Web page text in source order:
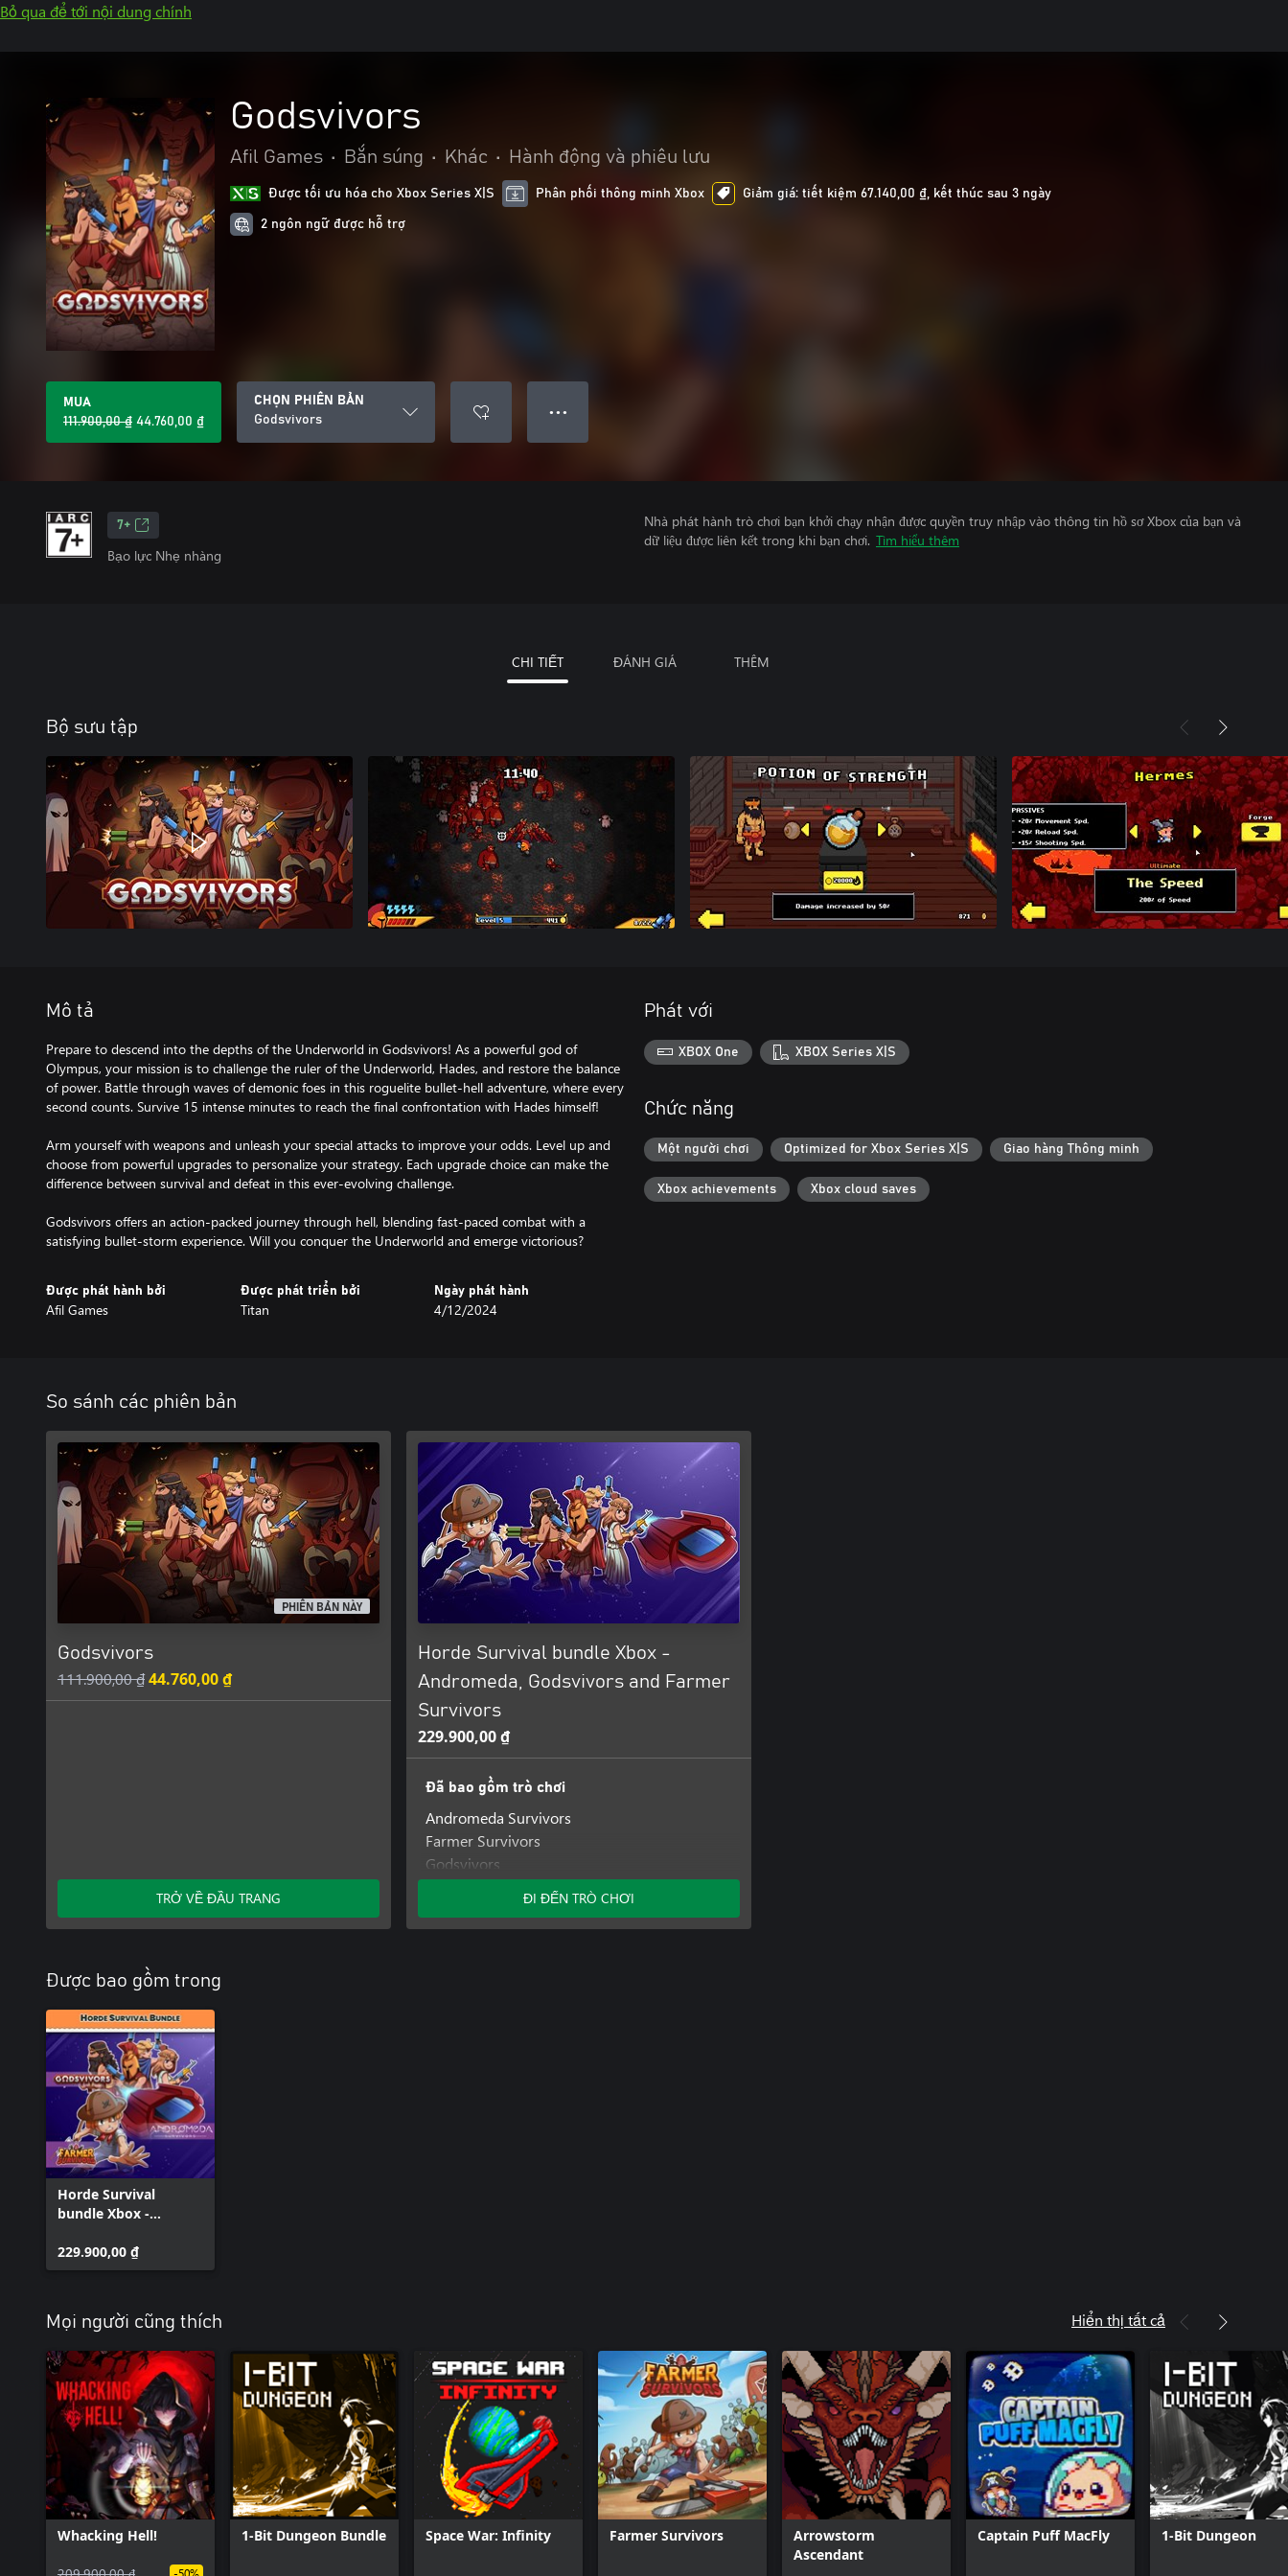
Bỏ qua để tới nội dung chính
Godsvivors
Afil Games • Bắn súng • Khác • Hành động và phiêu lưu
Được tối ưu hóa cho Xbox Series X|S Phân phối thông minh Xbox Giảm giá: tiết kiệm 67.140,00 ₫, kết thúc sau 3 ngày
2 ngôn ngữ được hỗ trợ
MUA
111.900,00 ₫ 44.760,00 ₫
CHỌN PHIÊN BẢN
Godsvivors
● ● ●
7+
Bạo lực Nhẹ nhàng
Nhà phát hành trò chơi bạn khởi chạy nhận được quyền truy nhập vào thông tin hồ sơ Xbox của bạn và
dữ liệu được liên kết trong khi bạn chơi. Tìm hiểu thêm
CHI TIẾT ĐÁNH GIÁ THÊM
Bộ sưu tập
Mô tả
Prepare to descend into the depths of the Underworld in Godsvivors! As a powerful god of
Olympus, your mission is to challenge the ruler of the Underworld, Hades, and restore the balance
of power. Battle through waves of demonic foes in this roguelite bullet-hell adventure, where every
second counts. Survive 15 intense minutes to reach the final confrontation with Hades himself!
Arm yourself with weapons and unleash your special attacks to improve your odds. Level up and
choose from powerful upgrades to personalize your strategy. Each upgrade choice can make the
difference between survival and defeat in this ever-evolving challenge.
Godsvivors offers an action-packed journey through hell, blending fast-paced combat with a
satisfying bullet-storm experience. Will you conquer the Underworld and emerge victorious?
Được phát hành bởi
Afil Games
Được phát triển bởi
Titan
Ngày phát hành
4/12/2024
Phát với
XBOX One XBOX Series X|S
Chức năng
Một người chơi Optimized for Xbox Series X|S Giao hàng Thông minh
Xbox achievements Xbox cloud saves
So sánh các phiên bản
PHIÊN BẢN NÀY
Godsvivors
111.900,00 ₫44.760,00 ₫
TRỞ VỀ ĐẦU TRANG
Horde Survival bundle Xbox -
Andromeda, Godsvivors and Farmer
Survivors
229.900,00 ₫
Đã bao gồm trò chơi
Andromeda Survivors
Farmer Survivors
Godsvivors
ĐI ĐẾN TRÒ CHƠI
Được bao gồm trong
Horde Survival
bundle Xbox -
Godsvivors and
Farmer Survivors
229.900,00 ₫
Mọi người cũng thích Hiển thị tất cả
Whacking Hell! 1-Bit Dungeon Bundle Space War: Infinity Farmer Survivors
Arrowstorm
Ascendant
Captain Puff MacFly 1-Bit Dungeon